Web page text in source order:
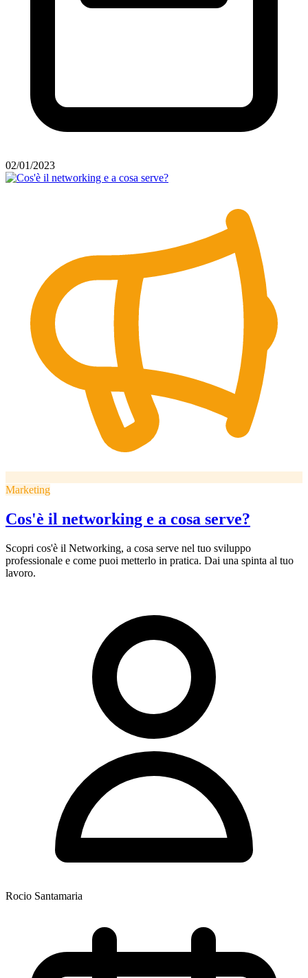
02/01/2023
Marketing
Cos'è il networking e a cosa serve?
Scopri cos'è il Networking, a cosa serve nel tuo sviluppo
professionale e come puoi metterlo in pratica. Dai una spinta al tuo
lavoro.
Rocio Santamaria